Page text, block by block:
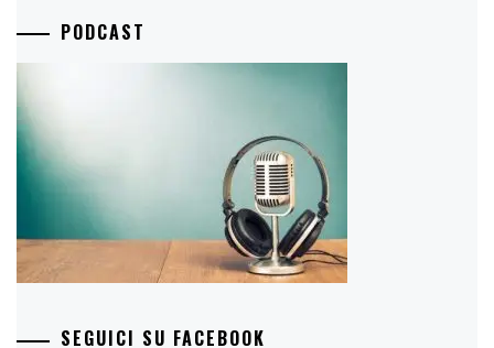
PODCAST
SEGUICI SU FACEBOOK